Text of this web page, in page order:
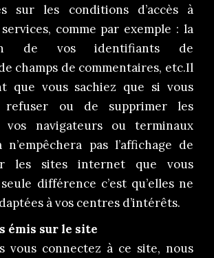
sur les conditions d’accès à
comme par exemple : la
de vos identifiants de
champs de commentaires, etc.Il
que vous sachiez que si vous
refuser ou de supprimer les
vos navigateurs ou terminaux
n’empêchera pas l’affichage de
les sites internet que vous
différence c’est qu’elles ne
à vos centres d’intérêts.
émis sur le site
vous connectez à ce site, nous